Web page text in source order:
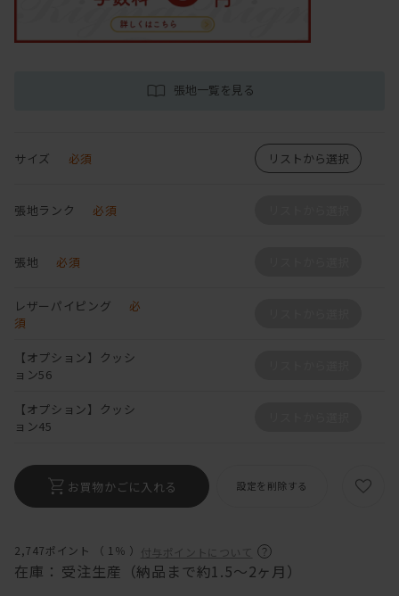
2,747ポイント （ 1％ ） 付与ポイントについて
在庫： 受注生産（納品まで約1.5～2ヶ月）
張地一覧を見る
サイズ 必須 リストから選択
張地ランク 必須
張地 必須
レザーパイピング
必
須
【オプション】クッシ
ョン56
【オプション】クッシ
ョン45
お買物かごに入れる 設定を削除する